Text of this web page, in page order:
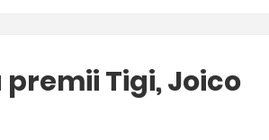
Tigi, Joico